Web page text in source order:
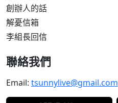
創辦人的話
解憂信箱
李組長回信
聯絡我們
Email: tsunnylive@gmail.com